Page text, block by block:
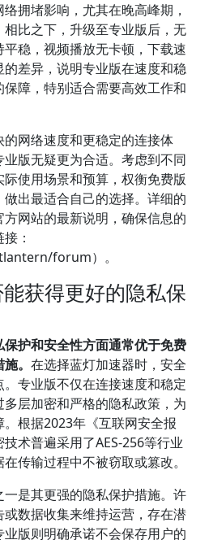
拥堵影响，尤其在晚高峰期，
比之下，升级至专业版后，无
稳，视频播放无卡顿，下载速
差异，说明专业版在速度和稳
障，特别适合需要高效工作和
网络速度和更稳定的连接体
版无疑更为合适。考虑到不同
使用场景和预算，权衡免费版
出最适合自己的选择。详细的
网站的最新说明，确保信息的
：
forum）。
获得更好的隐私保
护和安全性方面通常优于免费
。 在选择蓝灯加速器时，安全
专业版不仅在连接速度和稳定
层加密和严格的隐私政策，为
根据2023年《互联网安全报
术普遍采用了AES-256等行业
传输过程中不被窃取或篡改。
是其更强的隐私保护措施。许
数据收集来维持运营，存在潜
版则明确承诺不会保存用户的